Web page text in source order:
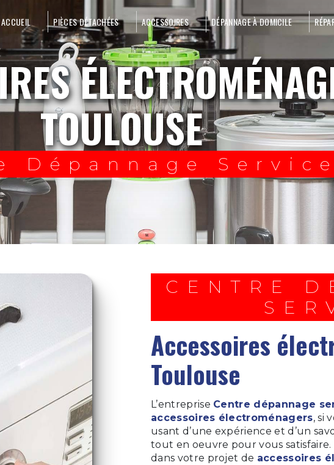
ACCUEIL PIÈCES DÉTACHÉES ACCESSOIRES DÉPANNAGE À DOMICILE
TOULOUSE
Dépannage Service
CENTRE DÉPANNAGE
accessoires électroménagers à
Toulouse
L’entreprise Centre dépannage
accessoires électroménagers, si
usant d’une expérience et d’un
tout en oeuvre pour vous satisfaire.
dans votre projet de accessoires